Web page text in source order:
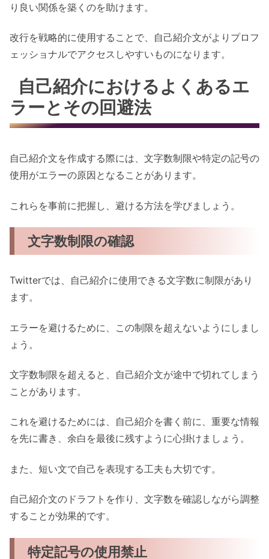
り良い関係を築くのを助けます。
改行を戦略的に使用することで、自己紹介文がよりプロフ
ェッショナルでアクセスしやすいものになります。
自己紹介におけるよくあるエ
ラーとその回避法
自己紹介文を作成する際には、文字数制限や特定の記号の
使用がエラーの原因となることがあります。
これらを事前に把握し、避ける方法を学びましょう。
文字数制限の確認
Twitterでは、自己紹介に使用できる文字数に制限があり
ます。
エラーを避けるために、この制限を超えないようにしまし
ょう。
文字数制限を超えると、自己紹介文が途中で切れてしまう
ことがあります。
これを避けるためには、自己紹介を書く前に、重要な情報
を先に書き、余白を最後に残すように心掛けましょう。
また、短い文で自己を表現する工夫も大切です。
自己紹介文のドラフトを作り、文字数を確認しながら調整
することが効果的です。
特定記号の使用禁止